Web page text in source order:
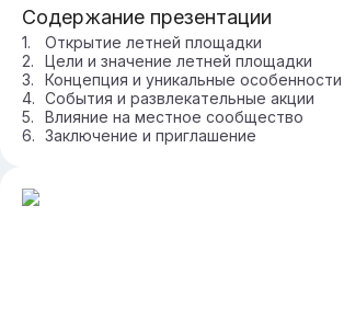
Содержание презентации
Открытие летней площадки
Цели и значение летней площадки
Концепция и уникальные особенности
События и развлекательные акции
Влияние на местное сообщество
Заключение и приглашение